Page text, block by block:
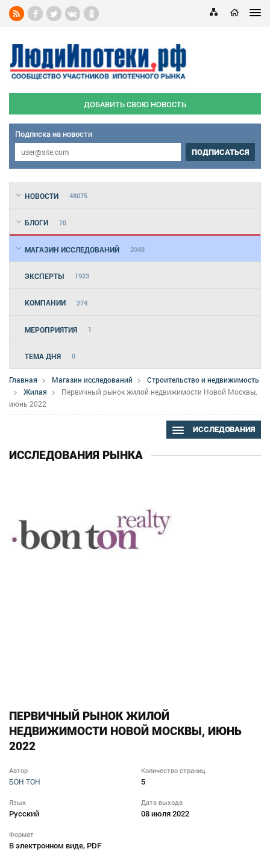
ДОБАВИТЬ СВОЮ НОВОСТЬ
Подписка на новости
ПОДПИСАТЬСЯ
НОВОСТИ 48075
БЛОГИ 70
МАГАЗИН ИССЛЕДОВАНИЙ 2048
ЭКСПЕРТЫ 1923
КОМПАНИИ 274
МЕРОПРИЯТИЯ 1
ТЕМА ДНЯ 0
Главная Магазин исследований
Строительство и недвижимость
Жилая
Первичный рынок жилой недвижимости Новой Москвы,
июнь 2022
ИССЛЕДОВАНИЯ
ИССЛЕДОВАНИЯ РЫНКА
ПЕРВИЧНЫЙ РЫНОК ЖИЛОЙ
НЕДВИЖИМОСТИ НОВОЙ МОСКВЫ, ИЮНЬ
2022
Автор
БОН ТОН
Количество страниц
5
Язык
Русский
Дата выхода
08 июля 2022
Формат
В электронном виде, PDF